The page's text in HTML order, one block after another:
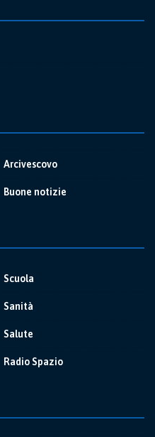
Arcivescovo
Buone notizie
Scuola
Sanità
Salute
Radio Spazio